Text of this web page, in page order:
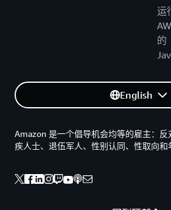
运
的
English
Amazon 是一个倡导机会均等的雇主：
疾人士、退伍军人、性别认同、性取向和